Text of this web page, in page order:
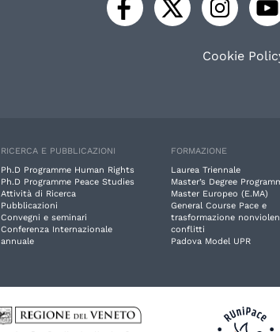
Cookie
RICERCA E PUBBLICAZIONI
Ph.D Programme Human Rights
Ph.D Programme Peace Studies
Attività di Ricerca
Pubblicazioni
Convegni e seminari
Conferenza Internazionale
annuale
FORMAZIONE
Laurea Triennale
Master’s Degree
Master Europeo (E.MA)
General Course Pace e
trasformazione
conflitti
Padova Model UPR